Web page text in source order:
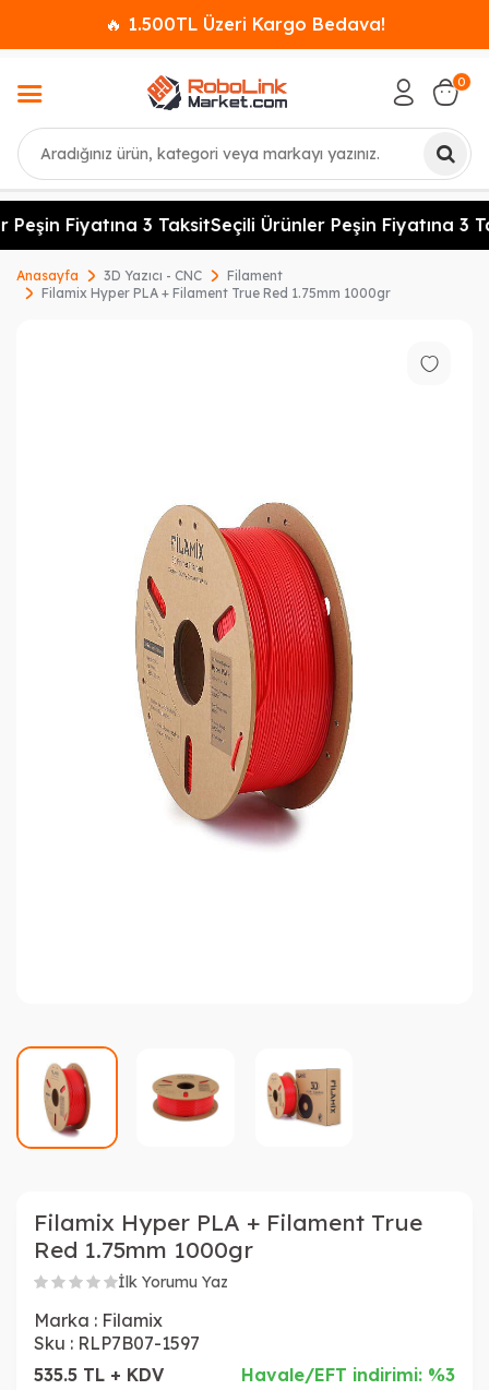
🔥 1.500TL Üzeri Kargo Bedava!
Ara
0
Fiyatına 3 TaksitSeçili Ürünler Peşin Fiyatına 3
Anasayfa 3D Yazıcı - CNC
Filament
Filamix Hyper PLA + Filament True Red 1.75mm 1000gr
Filamix Hyper PLA + Filament True
Red 1.75mm 1000gr
İlk Yorumu Yaz
Marka : Filamix
Sku : RLP7B07-1597
535.5 TL + KDV
Havale/EFT indirimi: %3